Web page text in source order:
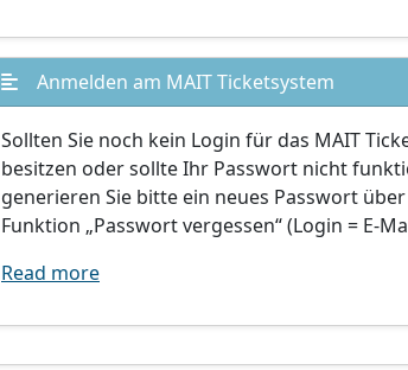
Anmelden am MAIT Ticketsystem
Sollten Sie noch kein Login für das MAIT
besitzen oder sollte Ihr Passwort nicht
generieren Sie bitte ein neues Passwort
Funktion „Passwort vergessen“ (Login =
Read more